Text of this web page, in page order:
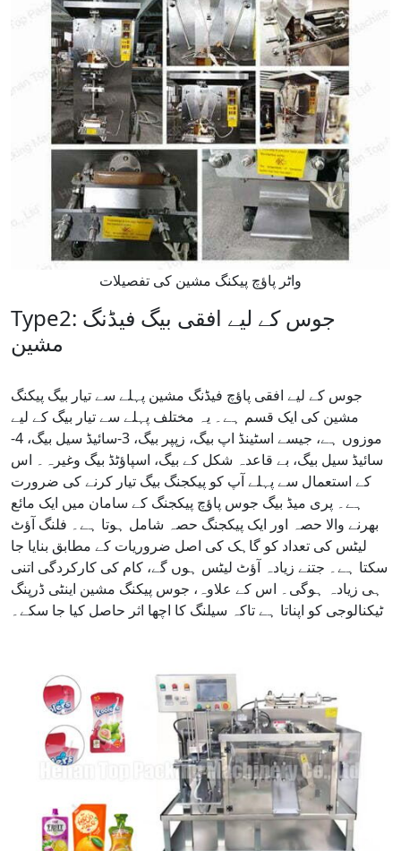
واٹر پاؤچ پیکنگ مشین کی تفصیلات
Type2: جوس کے لیے افقی بیگ فیڈنگ
مشین
جوس کے لیے افقی پاؤچ فیڈنگ مشین پہلے سے تیار بیگ پیکنگ
مشین کی ایک قسم ہے۔ یہ مختلف پہلے سے تیار بیگ کے لیے
موزوں ہے، جیسے اسٹینڈ اپ بیگ، زپپر بیگ، 3-سائیڈ سیل بیگ، 4-
سائیڈ سیل بیگ، بے قاعدہ شکل کے بیگ، اسپاؤٹڈ بیگ وغیرہ۔ اس
کے استعمال سے پہلے آپ کو پیکجنگ بیگ تیار کرنے کی ضرورت
ہے۔ پری میڈ بیگ جوس پاؤچ پیکجنگ کے سامان میں ایک مائع
بھرنے والا حصہ اور ایک پیکجنگ حصہ شامل ہوتا ہے۔ فلنگ آؤٹ
لیٹس کی تعداد کو گاہک کی اصل ضروریات کے مطابق بنایا جا
سکتا ہے۔ جتنے زیادہ آؤٹ لیٹس ہوں گے، کام کی کارکردگی اتنی
ہی زیادہ ہوگی۔ اس کے علاوہ، جوس پیکنگ مشین اینٹی ڈرپنگ
ٹیکنالوجی کو اپناتا ہے تاکہ سیلنگ کا اچھا اثر حاصل کیا جا سکے۔